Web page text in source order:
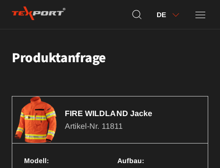
DE
Produktanfrage
FIRE WILDLAND Jacke
Artikel-Nr. 11811
Modell:
Aufbau: